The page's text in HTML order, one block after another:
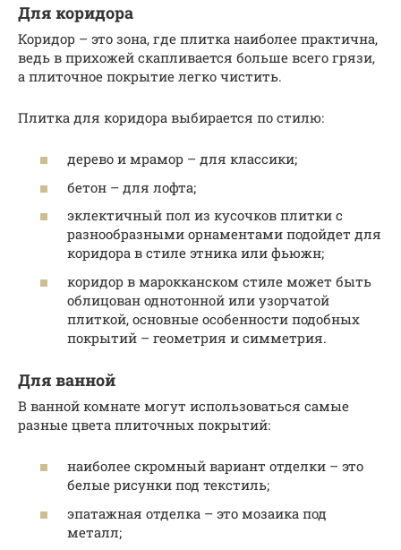
Для коридора
Коридор – это зона, где плитка наиболее практична,
ведь в прихожей скапливается больше всего грязи,
а плиточное покрытие легко чистить.
Плитка для коридора выбирается по стилю:
дерево и мрамор – для классики;
бетон – для лофта;
эклектичный пол из кусочков плитки с
разнообразными орнаментами подойдет для
коридора в стиле этника или фьюжн;
коридор в марокканском стиле может быть
облицован однотонной или узорчатой
плиткой, основные особенности подобных
покрытий – геометрия и симметрия.
Для ванной
В ванной комнате могут использоваться самые
разные цвета плиточных покрытий:
наиболее скромный вариант отделки – это
белые рисунки под текстиль;
эпатажная отделка – это мозаика под
металл;